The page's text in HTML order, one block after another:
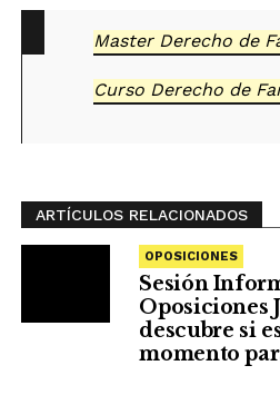
Master Derecho de
Curso Derecho de
ARTÍCULOS RELACIONADOS
OPOSICIONES
Sesión
Oposiciones
descubre si
momento